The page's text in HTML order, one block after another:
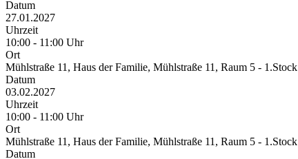
Datum
27.01.2027
Uhrzeit
10:00 - 11:00 Uhr
Ort
Mühlstraße 11, Haus der Familie, Mühlstraße 11, Raum 5 - 1.Stock
Datum
03.02.2027
Uhrzeit
10:00 - 11:00 Uhr
Ort
Mühlstraße 11, Haus der Familie, Mühlstraße 11, Raum 5 - 1.Stock
Datum